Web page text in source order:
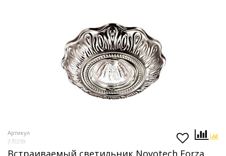
Артикул
370259
Встраиваемый светильник Novotech Forza